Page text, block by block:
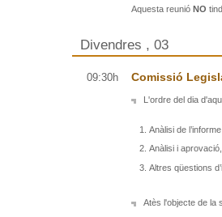
Aquesta reunió NO
Divendres , 03
09:30h Comissió
L'ordre del dia
Anàlisi de
Anàlisi i
Altres qüestions
Atès l'objecte de la